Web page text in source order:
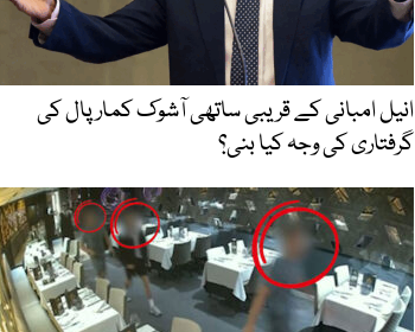
انیل امبانی کے قریبی ساتھی آشوک کمار پال کی
گرفتاری کی وجہ کیا بنی؟